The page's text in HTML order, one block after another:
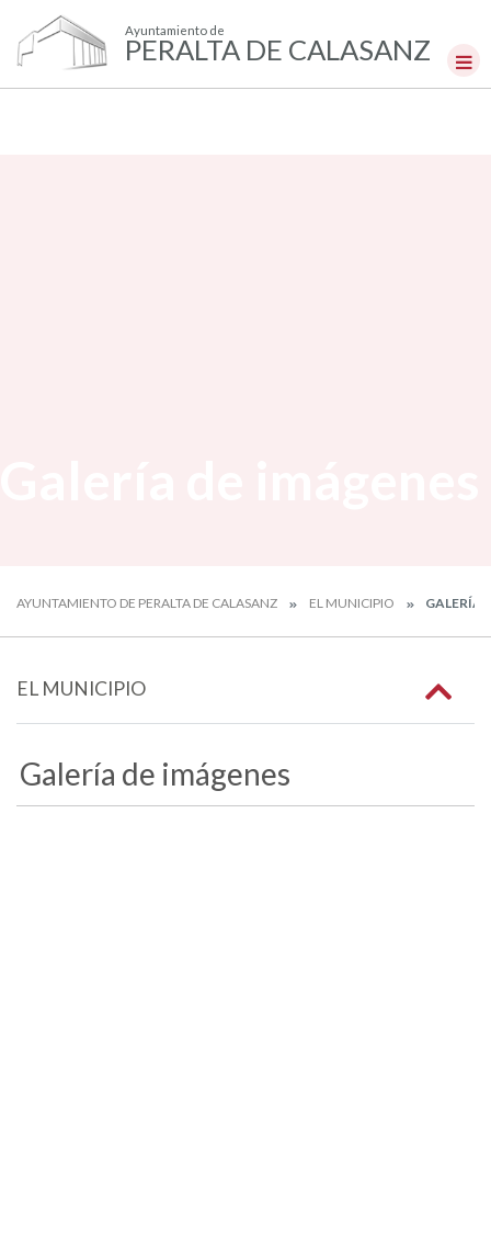
Ayuntamiento de
PERALTA DE CALASANZ
AYUNTAMIENTO DE PERALTA DE CALASANZ EL MUNICIPIO GALERÍA
EL MUNICIPIO
Galería de imágenes